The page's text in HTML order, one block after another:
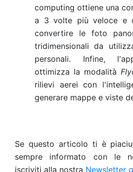
computing ottiene una
a 3 volte più veloce e
convertire le foto
tridimensionali da
personali. Infine,
ottimizza la modalità
rilievi aerei con
generare mappe e viste
Se questo articolo ti è
sempre informato con le
iscriviti alla nostra Newsletter